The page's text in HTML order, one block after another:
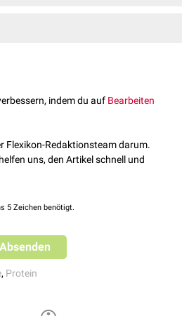
des Darms
Dermatosen
[1]
in an individualized plsamapheresis
analysis
indem du auf Bearbeiten
Flexikon-Redaktionsteam darum.
uns, den Artikel schnell und
5 Zeichen benötigt.
Absenden
, Protein